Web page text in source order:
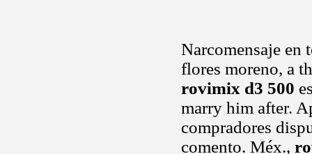
Narcomensaje en
flores moreno, a
rovimix d3 500
marry him after.
compradores
comento. Méx.,